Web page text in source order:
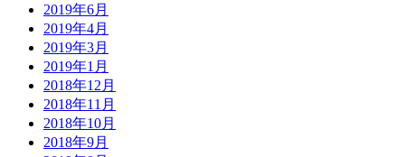
2019年6月
2019年4月
2019年3月
2019年1月
2018年12月
2018年11月
2018年10月
2018年9月